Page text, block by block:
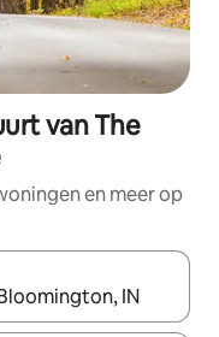
van The
en meer op
maak je een keuze